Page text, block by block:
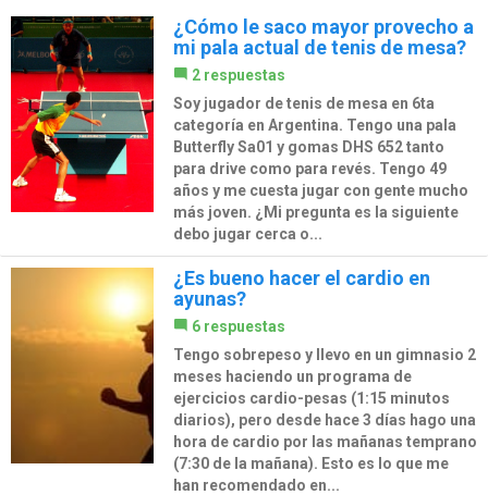
¿Cómo le saco mayor provecho a
mi pala actual de tenis de mesa?
2 respuestas
Soy jugador de tenis de mesa en 6ta
categoría en Argentina. Tengo una pala
Butterfly Sa01 y gomas DHS 652 tanto
para drive como para revés. Tengo 49
años y me cuesta jugar con gente mucho
más joven. ¿Mi pregunta es la siguiente
debo jugar cerca o...
¿Es bueno hacer el cardio en
ayunas?
6 respuestas
Tengo sobrepeso y llevo en un gimnasio 2
meses haciendo un programa de
ejercicios cardio-pesas (1:15 minutos
diarios), pero desde hace 3 días hago una
hora de cardio por las mañanas temprano
(7:30 de la mañana). Esto es lo que me
han recomendado en...